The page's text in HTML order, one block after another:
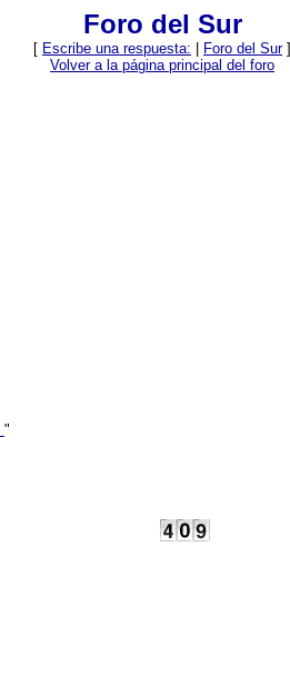
Foro del Sur
[ Escribe una respuesta: Foro del Sur]
Volver a la página principal del foro
"